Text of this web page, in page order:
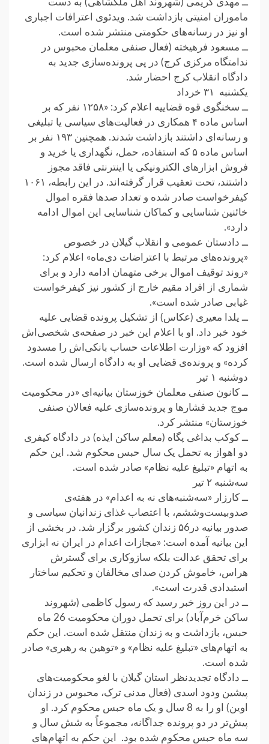
ــ مهدی کریمی (شهروند اهل ملکشاهی) به دست
ماموران امنیتی بازداشت شد. ویدئوی اعترافات اجباری
او نیز در رسانه‌های حکومتی منتشر شده است.
ــ مسعود فرهیخته (فعال صنفی معلمان محبوس در
ندامتگاه مرکزی کرج) در پی پرونده‌سازی جدید به
دادگاه انقلاب کرج احضار شد.
یکشنبه ۳۱ خرداد
ــ سخنگوی قوه قضاییه اعلام کرد: «۱۲۵۸ نفر که بر
اساس ماده ۴ همکاری در فعالیت‌های سیاسی یا تبلیغی
و رسانه‌ای داشتند بازداشت شدند. همچنین ۱۹۳ نفر بر
اساس ماده ۵ که استفاده، حمل، نگهداری یا خرید و
فروش ابزارهای الکترونیکی یا اینترنتی فاقد مجوز
داشتند، تحت تعقیب قرار گرفته‌اند. در این رابطه، ۱۰۶۱
کیفرخواست صادر شده و تعداد صدها فقره اموال
خائنین شناسایی و کماکان شناسایی این اموال ادامه
دارد».
ــ دادستان عمومی و انقلاب گیلان در خصوص
«پرونده‌های مرتبط با اعتراضات دی‌ماه» اعلام کرد:
«روند توقیف اموال برخی متهمان ادامه دارد و برای
شماری از افراد مقیم خارج از کشور نیز کیفرخواست
غیابی صادر شده است».
ــ یلدا معیری (عکاس) از تشکیل پرونده قضایی علیه
خود خبر داد. او با اعلام این خبر در صفحه‌ی شخصی‌اش
افزود که «وزارت اطلاعات حساب بانکی‌اش را مسدود
کرده» و پرونده‌ی قضایی او به دادگاه ارسال شده است.
دوشنبه ۱ تیر
ــ کانون صنفی معلمان خوزستان بیانیه‌ای «در محکومیت
موج جدید فشارها و پرونده‌سازی علیه فعالان صنفی
خوزستان» منتشر کرد.
ــ کوکب بداغی پگاه (معلم ساکن ایذه) در دادگاه کیفری
دو اهواز به تحمل یک سال حبس محکوم شد. این حکم
به اتهام «تبلیغ علیه نظام» صادر شده است.
سه‌شنبه ۲ تیر
ــ کارزار «سه‌شنبه‌های نه به اعدام» در هفته‌ی
صدوبیست‌و‌ششم، با اعتصاب غذای زندانیان سیاسی و
صدور بیانیه در۵6 زندان کشور برگزار شد. در بخشی از
این بیانیه آمده است: «مجازات اعدام در ایران نه ابزاری
برای تحقق عدالت بلکه سازوکاری برای گسترش
هراس، خاموش کردن صدای مخالفان و تحکیم ساختار
استبدادی قدرت است».
ــ در این روز خبر رسید که رسول کاظمی (شهروند
ساکن خرم‌‌آباد) برای تحمل دوران محکومیت 26 ماه
حبس، بازداشت و به زندان منتقل شده است. این حکم
به اتهام‌های «تبلیغ علیه نظام» و «توهین به رهبری» صادر
شده است.
ــ دادگاه تجدیدنظر استان گیلان با لغو محکومیت‌های
پیشین ودود اسدی (فعال مدنی ترک، محبوس در زندان
اوین) او را به 8 سال و یک ماه حبس محکوم کرد. او
پیش‌تر در دو پرونده جداگانه، مجموعاً به شش سال و
سه ماه حبس محکوم شده بود. این حکم به اتهام‌های